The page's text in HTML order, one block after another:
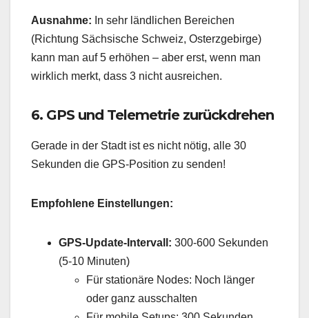
Ausnahme: In sehr ländlichen Bereichen
(Richtung Sächsische Schweiz, Osterzgebirge)
kann man auf 5 erhöhen – aber erst, wenn man
wirklich merkt, dass 3 nicht ausreichen.
6. GPS und Telemetrie zurückdrehen
Gerade in der Stadt ist es nicht nötig, alle 30
Sekunden die GPS-Position zu senden!
Empfohlene Einstellungen:
GPS-Update-Intervall: 300-600 Sekunden
(5-10 Minuten)
Für stationäre Nodes: Noch länger
oder ganz ausschalten